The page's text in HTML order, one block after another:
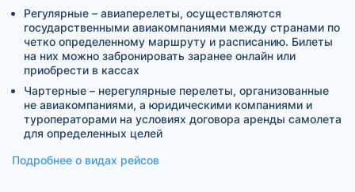
Регулярные – авиаперелеты, осуществляются
государственными авиакомпаниями между странами по
четко определенному маршруту и расписанию. Билеты
на них можно забронировать заранее онлайн или
приобрести в кассах
Чартерные – нерегулярные перелеты, организованные
не авиакомпаниями, а юридическими компаниями и
туроператорами на условиях договора аренды самолета
для определенных целей
Подробнее о видах рейсов